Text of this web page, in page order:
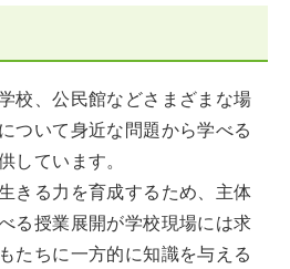
校、公民館などさまざまな場
ついて身近な問題から学べる
しています。
きる力を育成するため、主体
る授業展開が学校現場には求
たちに一方的に知識を与える